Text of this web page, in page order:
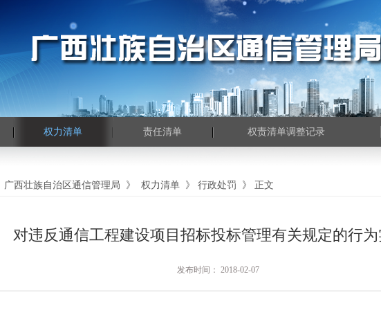
权力清单 责任清单 权责清单调整记录
广西壮族自治区通信管理局 》 权力清单 》 行政处罚 》 正文
对违反通信工程建设项目招标投标管理有关规定的行
发布时间： 2018-02-07